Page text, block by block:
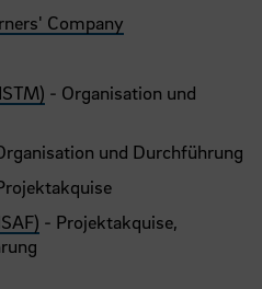
Company
- Organisation und
und Durchführung
- Projektakquise,